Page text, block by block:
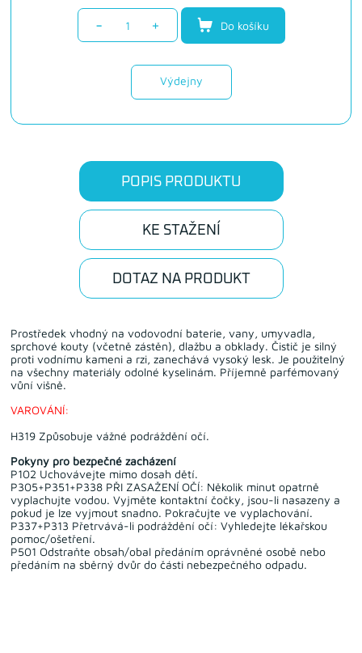
- + Do košíku
Výdejny
POPIS PRODUKTU
KE STAŽENÍ
DOTAZ NA PRODUKT
Prostředek vhodný na vodovodní baterie, vany, umyvadla,
sprchové kouty (včetně zástěn), dlažbu a obklady. Čistič je silný
proti vodnímu kameni a rzi, zanechává vysoký lesk. Je použitelný
na všechny materiály odolné kyselinám. Příjemně parfémovaný
vůní višně.
VAROVÁNÍ:
H319 Způsobuje vážné podráždění očí.
Pokyny pro bezpečné zacházení
P102 Uchovávejte mimo dosah dětí.
P305+P351+P338 PŘI ZASAŽENÍ OČÍ: Několik minut opatrně
vyplachujte vodou. Vyjměte kontaktní čočky, jsou-li nasazeny a
pokud je lze vyjmout snadno. Pokračujte ve vyplachování.
P337+P313 Přetrvává-li podráždění očí: Vyhledejte lékařskou
pomoc/ošetření.
P501 Odstraňte obsah/obal předáním oprávněné osobě nebo
předáním na sběrný dvůr do části nebezpečného odpadu.